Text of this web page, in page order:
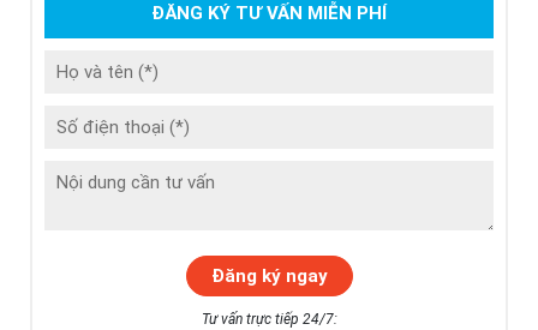
ĐĂNG KÝ TƯ VẤN MIỄN PHÍ
Tư vấn trực tiếp 24/7: